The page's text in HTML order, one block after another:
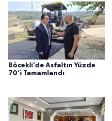
Böcekli’de Asfaltın Yüzde
70’i Tamamlandı